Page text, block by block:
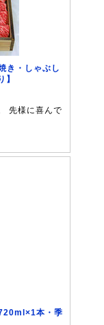
き・しゃぶし
】
先様に喜んで
本・季